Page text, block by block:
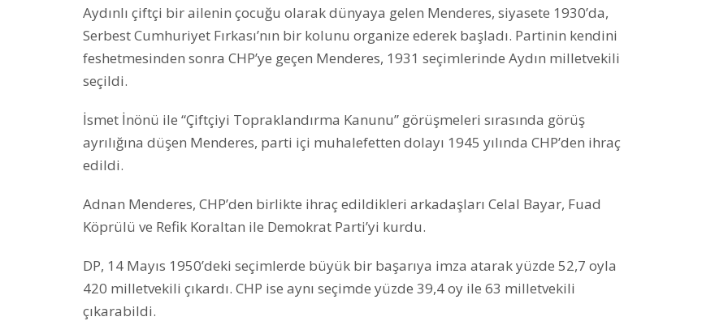
Aydınlı çiftçi bir ailenin çocuğu olarak dünyaya gelen Menderes, siyasete 1930’da,
Serbest Cumhuriyet Fırkası’nın bir kolunu organize ederek başladı. Partinin kendini
feshetmesinden sonra CHP’ye geçen Menderes, 1931 seçimlerinde Aydın milletvekili
seçildi.
İsmet İnönü ile “Çiftçiyi Topraklandırma Kanunu” görüşmeleri sırasında görüş
ayrılığına düşen Menderes, parti içi muhalefetten dolayı 1945 yılında CHP’den ihraç
edildi.
Adnan Menderes, CHP’den birlikte ihraç edildikleri arkadaşları Celal Bayar, Fuad
Köprülü ve Refik Koraltan ile Demokrat Parti’yi kurdu.
DP, 14 Mayıs 1950’deki seçimlerde büyük bir başarıya imza atarak yüzde 52,7 oyla
420 milletvekili çıkardı. CHP ise aynı seçimde yüzde 39,4 oy ile 63 milletvekili
çıkarabildi.